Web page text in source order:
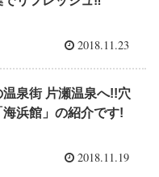
2018.11.23
温泉街 片瀬温泉へ!!穴
浜館」の紹介です!
2018.11.19